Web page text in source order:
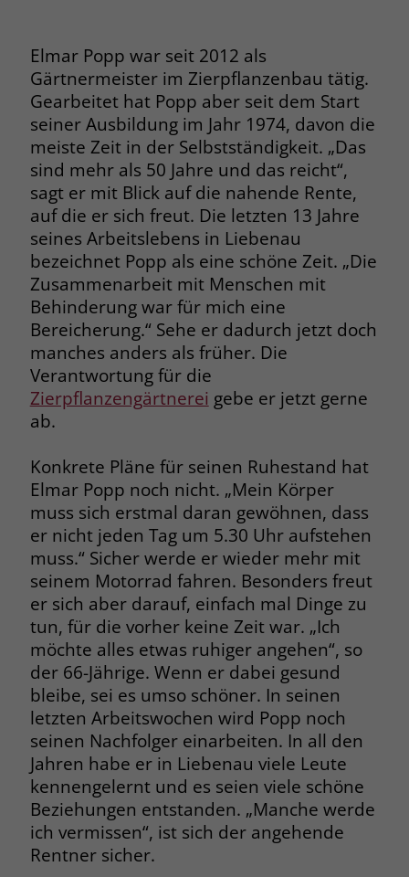
Elmar Popp war seit 2012 als
Gärtnermeister im Zierpflanzenbau tätig.
Gearbeitet hat Popp aber seit dem Start
seiner Ausbildung im Jahr 1974, davon die
meiste Zeit in der Selbstständigkeit. „Das
sind mehr als 50 Jahre und das reicht“,
sagt er mit Blick auf die nahende Rente,
auf die er sich freut. Die letzten 13 Jahre
seines Arbeitslebens in Liebenau
bezeichnet Popp als eine schöne Zeit. „Die
Zusammenarbeit mit Menschen mit
Behinderung war für mich eine
Bereicherung.“ Sehe er dadurch jetzt doch
manches anders als früher. Die
Verantwortung für die
Zierpflanzengärtnerei gebe er jetzt gerne
ab.
Konkrete Pläne für seinen Ruhestand hat
Elmar Popp noch nicht. „Mein Körper
muss sich erstmal daran gewöhnen, dass
er nicht jeden Tag um 5.30 Uhr aufstehen
muss.“ Sicher werde er wieder mehr mit
seinem Motorrad fahren. Besonders freut
er sich aber darauf, einfach mal Dinge zu
tun, für die vorher keine Zeit war. „Ich
möchte alles etwas ruhiger angehen“, so
der 66-Jährige. Wenn er dabei gesund
bleibe, sei es umso schöner. In seinen
letzten Arbeitswochen wird Popp noch
seinen Nachfolger einarbeiten. In all den
Jahren habe er in Liebenau viele Leute
kennengelernt und es seien viele schöne
Beziehungen entstanden. „Manche werde
ich vermissen“, ist sich der angehende
Rentner sicher.
Name
Anbieter stiftung-liebenau.de
Laufzeit Session
Zweck
Behält die Zustände des Benutzers bei
allen Seitenanfragen bei.
Name cookie_optin
Anbieter www.stiftung-liebenau.de
Laufzeit 1 Monat
Zweck
Behält die Zustimmung des Benutzers
zum Cookie Opt-In
Anbieter .fonts.net
Laufzeit 30 Minuten
Zweck
This cookie, set by Cloudflare, is used to
support Cloudflare Bot Management.
Name JSessionID
Anbieter jobs.stiftung-liebenau.de
Laufzeit Session
Zweck
Behält die Zustände des Benutzers bei
allen Seitenanfragen bei.
Zweck
Dadurch wird gewährleistet, dass
Aktionen, die bei späteren Besuchen
derselben Website durchgeführt
werden, mit derselben
Benutzerkennung verknüpft werden.
Name _clsk
Anbieter www.clarity.ms
Laufzeit 1 Jahr
Zweck
Microsoft Clarity setzt dieses Cookie,
um die Seitenaufrufe eines Benutzers
zu speichern und in einer einzigen
Sitzungsaufzeichnung
zusammenzufassen.
Anbieter Google Ads
Laufzeit 90 Tage
Zweck Enthält eine zufallsgenerierte User-ID.
Name _gcl_aw
Anbieter Google Ads
Laufzeit 90 Tage
Zweck
Dieses Cookie wird gesetzt, wenn ein
User über einen Klick auf eine Google
Werbeanzeige auf die Website gelangt.
Es enthält Informationen darüber,
welche Werbeanzeige geklickt wurde,
sodass erzielte Erfolge wie z.B.
Bestellungen oder Kontaktanfragen der